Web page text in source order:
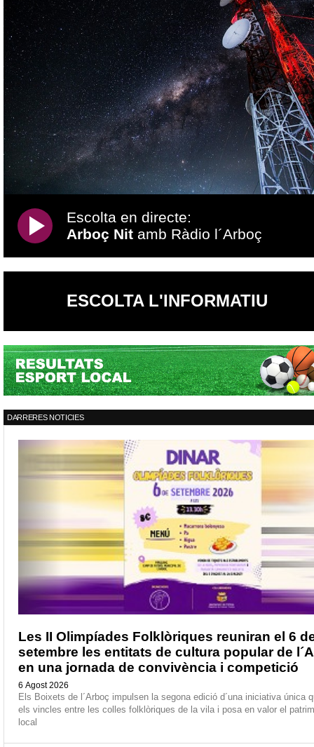
Escolta en directe:
Arboç Nit amb Ràdio l´Arboç
ESCOLTA L'INFORMATIU
DARRERES NOTICIES
Les II Olimpíades Folklòriques reuniran el 6
setembre les entitats de cultura popular de
en una jornada de convivència i competició
6 Agost 2026
Els Boixets de l´Arboç impulsen la segona edició d´una iniciativa única
els vincles entre les colles folklòriques de la vila i posa en valor el
local